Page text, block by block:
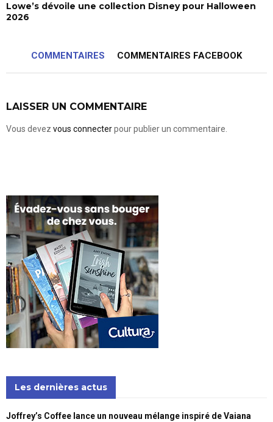
Lowe’s dévoile une collection Disney pour Halloween
2026
COMMENTAIRES COMMENTAIRES FACEBOOK
LAISSER UN COMMENTAIRE
Vous devez vous connecterpour publier un commentaire.
Les dernières actus
Joffrey’s Coffee lance un nouveau mélange inspiré de Vaiana